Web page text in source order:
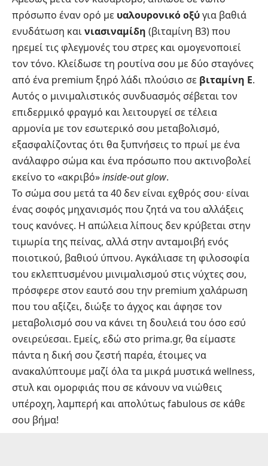
πρόσωπο έναν ορό με υαλουρονικό οξύγια βαθιά
ενυδάτωση καινιασιναμίδη (βιταμίνη Β3) που
ηρεμεί τις φλεγμονές του στρες και ομογενοποιεί
τον τόνο. Κλείδωσε τη ρουτίνα σου με δύο σταγόνες
από ένα premium ξηρό λάδι πλούσιο σε βιταμίνη Ε.
Αυτός ο μινιμαλιστικός συνδυασμός σέβεται τον
επιδερμικό φραγμό και λειτουργεί σε τέλεια
αρμονία με τον εσωτερικό σου μεταβολισμό,
εξασφαλίζοντας ότι θα ξυπνήσεις το πρωί με ένα
ανάλαφρο σώμα και ένα πρόσωπο που ακτινοβολεί
εκείνο το «ακριβό»inside-out glow.
Το σώμα σου μετά τα 40 δεν είναι εχθρός σου· είναι
ένας σοφός μηχανισμός που ζητά να του αλλάξεις
τους κανόνες. Η απώλεια λίπους δεν κρύβεται στην
τιμωρία της πείνας, αλλά στην ανταμοιβή ενός
ποιοτικού, βαθιού ύπνου. Αγκάλιασε τη φιλοσοφία
του εκλεπτυσμένου μινιμαλισμού στις νύχτες σου,
πρόσφερε στον εαυτό σου την premium χαλάρωση
που του αξίζει, διώξε το άγχος και άφησε τον
μεταβολισμό σου να κάνει τη δουλειά του όσο εσύ
ονειρεύεσαι. Εμείς, εδώ στο prima.gr, θα είμαστε
πάντα η δική σου ζεστή παρέα, έτοιμες να
ανακαλύπτουμε μαζί όλα τα μικρά μυστικά wellness,
στυλ και ομορφιάς που σε κάνουν να νιώθεις
υπέροχη, λαμπερή και απολύτως fabulous σε κάθε
σου βήμα!